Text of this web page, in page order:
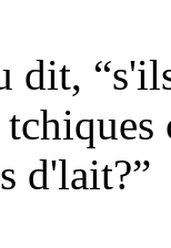
dit,
d'lait?”